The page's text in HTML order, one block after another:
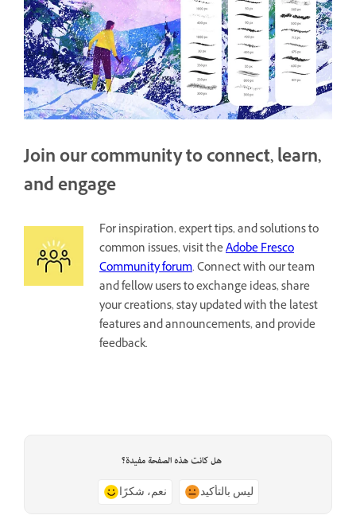
Join our community to connect, learn,
and engage
For inspiration, expert tips, and solutions to
common issues, visit theAdobe Fresco
Community forum. Connect with our team
and fellow users to exchange ideas, share
your creations, stay updated with the latest
features and announcements, and provide
feedback.
هل كانت هذه الصفحة مفيدة؟
نعم، شكرًا ليس بالتأكيد